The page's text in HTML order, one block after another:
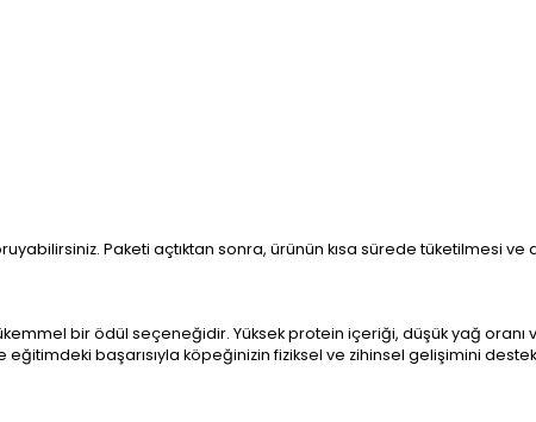
Paketi açtıktan sonra, ürünün kısa sürede tüketilmesi ve
bir ödül seçeneğidir. Yüksek protein içeriği, düşük yağ oranı
başarısıyla köpeğinizin fiziksel ve zihinsel gelişimini